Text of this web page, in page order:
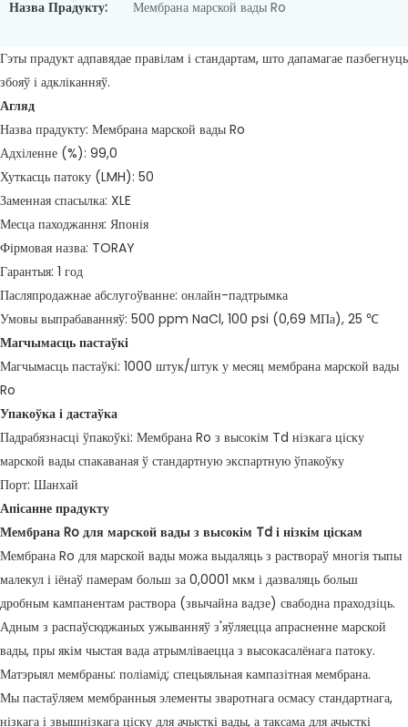
Назва Прадукту:
Мембрана марской вады Ro
Гэты прадукт адпавядае правілам і стандартам, што дапамагае пазбегнуць
збояў і адкліканняў.
Агляд
Назва прадукту: Мембрана марской вады Ro
Адхіленне (%): 99,0
Хуткасць патоку (LMH): 50
Заменная спасылка: XLE
Месца паходжання: Японія
Фірмовая назва: TORAY
Гарантыя: 1 год
Пасляпродажнае абслугоўванне: онлайн-падтрымка
Умовы выпрабаванняў: 500 ppm NaCl, 100 psi (0,69 МПа), 25 ℃
Магчымасць пастаўкі
Магчымасць пастаўкі: 1000 штук/штук у месяц мембрана марской вады
Ro
Упакоўка і дастаўка
Падрабязнасці ўпакоўкі: Мембрана Ro з высокім Td нізкага ціску
марской вады спакаваная ў стандартную экспартную ўпакоўку
Порт: Шанхай
Апісанне прадукту
Мембрана Ro для марской вады з высокім Td і нізкім ціскам
Мембрана Ro для марской вады можа выдаляць з раствораў многія тыпы
малекул і іёнаў памерам больш за 0,0001 мкм і дазваляць больш
дробным кампанентам раствора (звычайна вадзе) свабодна праходзіць.
Адным з распаўсюджаных ужыванняў з'яўляецца апрасненне марской
вады, пры якім чыстая вада атрымліваецца з высокасалёнага патоку.
Матэрыял мембраны: поліамід; спецыяльная кампазітная мембрана.
Мы пастаўляем мембранныя элементы зваротнага осмасу стандартнага,
нізкага і звышнізкага ціску для ачысткі вады, а таксама для ачысткі